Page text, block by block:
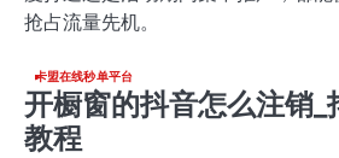
抢占流量先机。
卡盟在线秒单平台
开橱窗的抖音怎么注销_
教程